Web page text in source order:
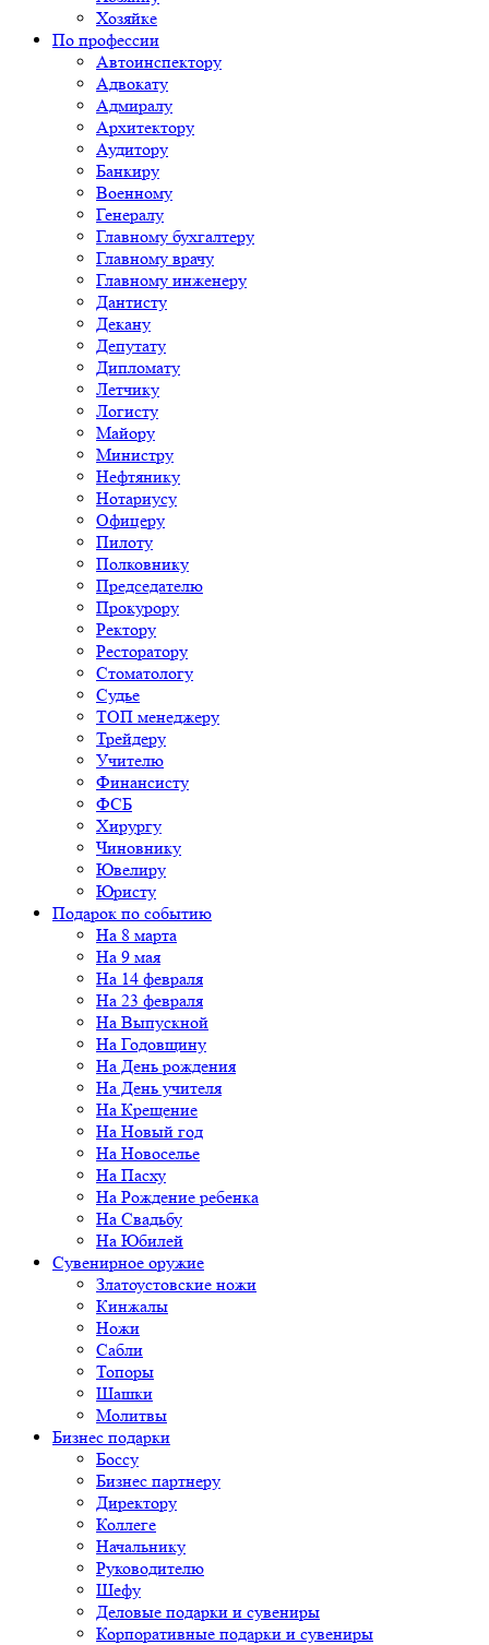
Хозяйке
По профессии
Автоинспектору
Адвокату
Адмиралу
Архитектору
Аудитору
Банкиру
Военному
Генералу
Главному бухгалтеру
Главному врачу
Главному инженеру
Дантисту
Декану
Депутату
Дипломату
Летчику
Логисту
Майору
Министру
Нефтянику
Нотариусу
Офицеру
Пилоту
Полковнику
Председателю
Прокурору
Ректору
Ресторатору
Стоматологу
Судье
ТОП менеджеру
Трейдеру
Учителю
Финансисту
ФСБ
Хирургу
Чиновнику
Ювелиру
Юристу
Подарок по событию
На 8 марта
На 9 мая
На 14 февраля
На 23 февраля
На Выпускной
На Годовщину
На День рождения
На День учителя
На Крещение
На Новый год
На Новоселье
На Пасху
На Рождение ребенка
На Свадьбу
На Юбилей
Сувенирное оружие
Златоустовские ножи
Кинжалы
Ножи
Сабли
Топоры
Шашки
Молитвы
Бизнес подарки
Боссу
Бизнес партнеру
Директору
Коллеге
Начальнику
Руководителю
Шефу
Деловые подарки и сувениры
Корпоративные подарки и сувениры